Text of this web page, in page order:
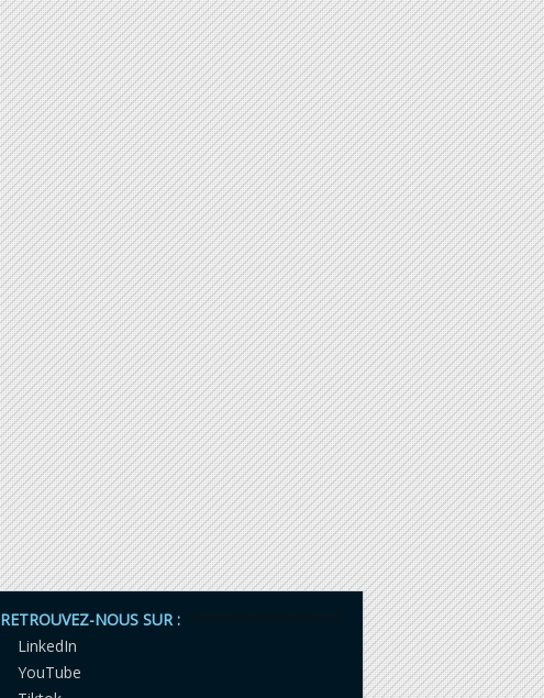
RETROUVEZ-NOUS SUR :
LinkedIn
YouTube